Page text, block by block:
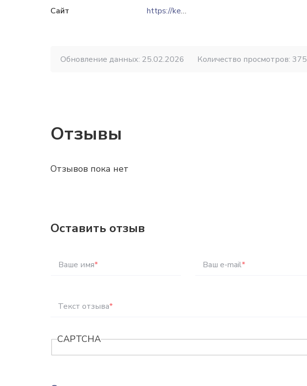
Сайт
https://keramzit42.ru
Обновление данных: 25.02.2026 Количество просмотров: 375
Отзывы
Отзывов пока нет
Оставить отзыв
Ваше имя* Ваш e-mail*
Текст отзыва*
CAPTCHA